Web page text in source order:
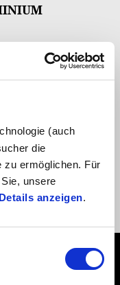
(auch
die
zu ermöglichen. Für
unsere
Details anzeigen.
dress up the V9